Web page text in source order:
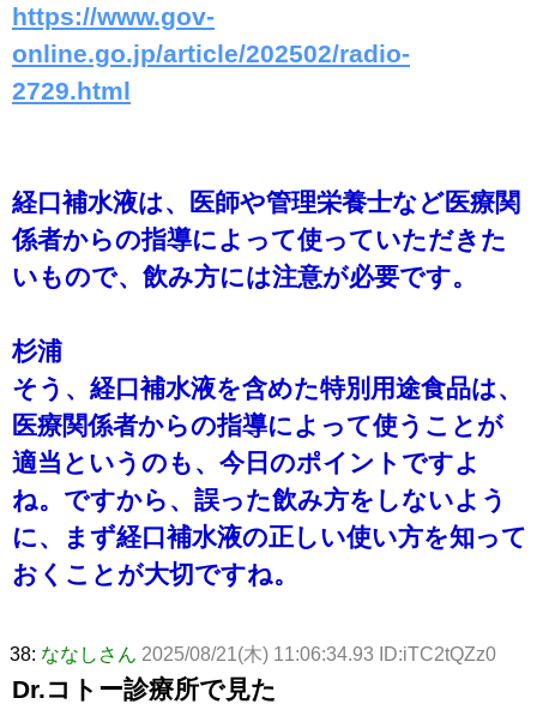
https://www.gov-
online.go.jp/article/202502/radio-
2729.html
経口補水液は、医師や管理栄養士など医療関
係者からの指導によって使っていただきた
いもので、飲み方には注意が必要です。
杉浦
そう、経口補水液を含めた特別用途食品は、
医療関係者からの指導によって使うことが
適当というのも、今日のポイントですよ
ね。ですから、誤った飲み方をしないよう
に、まず経口補水液の正しい使い方を知って
おくことが大切ですね。
38: ななしさん 2025/08/21(木) 11:06:34.93 ID:iTC2tQZz0
Dr.コトー診療所で見た